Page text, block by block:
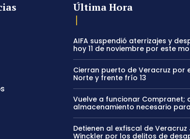
Última Hora
AIFA suspendió aterrizajes y
hoy 11 de noviembre por este
Cierran puerto de Veracruz por
Norte y frente frío 13
Vuelve a funcionar Compranet;
almacenamiento necesario
Detienen al exfiscal de Veracruz
Winckler por los delitos de